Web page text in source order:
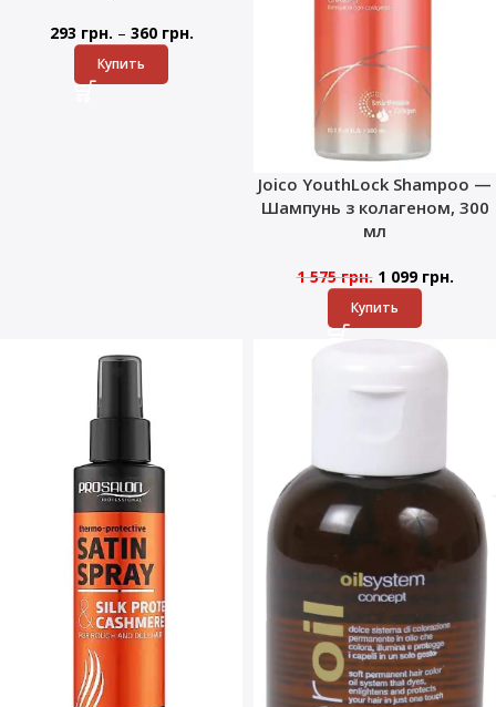
293 грн. – 360 грн.
Купить
Joico YouthLock Shampoo —
Шампунь з колагеном, 300
мл
1 575грн. 1 099 грн.
Купить